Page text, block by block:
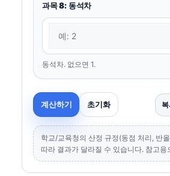
과목 8: 동석차
동석차. 없으면 1.
계산하기 초기화
학교/교육청의 산정 규정(동점 처리, 반
따라 결과가 달라질 수 있습니다. 참고용